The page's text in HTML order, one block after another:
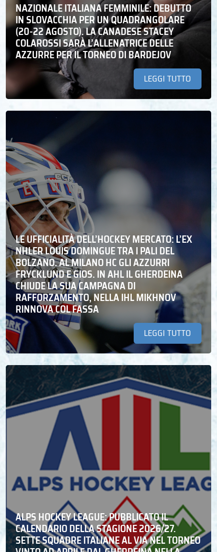
NAZIONALE ITALIANA FEMMINILE: DEBUTTO
IN SLOVACCHIA PER UN QUADRANGOLARE
(20-22 AGOSTO). LA CANADESE STACEY
COLAROSSI SARÀ L’ALLENATRICE DELLE
AZZURRE PER IL TORNEO DI BARDEJOV
LEGGI TUTTO
LE UFFICIALITÀ DELL’HOCKEY MERCATO: L’EX
NHLER LOUIS DOMINGUE TRA I PALI DEL
BOLZANO. AL MILANO HC GLI AZZURRI
FRYCKLUND E GIOS. IN AHL IL GHERDEINA
CHIUDE LA SUA CAMPAGNA DI
RAFFORZAMENTO, NELLA IHL MIKHNOV
RINNOVA COL FASSA
LEGGI TUTTO
ALPS HOCKEY LEAGUE: PUBBLICATO IL
CALENDARIO DELLA STAGIONE 2026/27.
SETTE SQUADRE ITALIANE AL VIA NEL TORNEO